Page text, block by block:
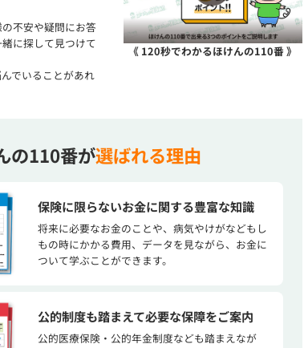
《 120秒でわかるほけんの110番 》
不安や疑問にお答
に探して見つけて
でいることがあれ
の110番が選ばれる理由
保険に限らないお金に関する豊富な知識
将来に必要なお金のことや、病気やけがなどもし
もの時にかかる費用、データを見ながら、お金に
ついて学ぶことができます。
公的制度も踏まえて必要な保障をご案内
公的医療保険・公的年金制度なども踏まえなが